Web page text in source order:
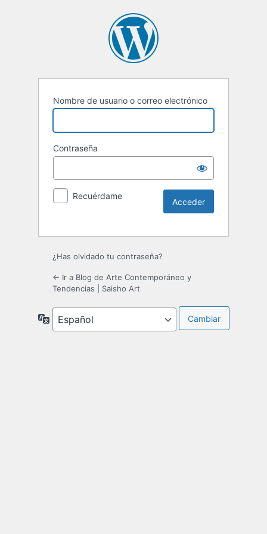
Nombre de usuario o correo electrónico
Contraseña
Recuérdame
¿Has olvidado tu contraseña?
← Ir a Blog de Arte Contemporáneo y
Tendencias | Saisho Art
Idioma